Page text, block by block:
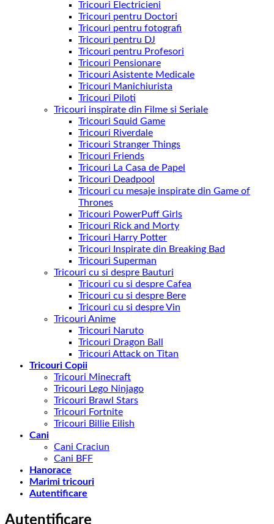
Tricouri Electricieni
Tricouri pentru Doctori
Tricouri pentru fotografi
Tricouri pentru DJ
Tricouri pentru Profesori
Tricouri Pensionare
Tricouri Asistente Medicale
Tricouri Manichiurista
Tricouri Piloti
Tricouri inspirate din Filme si Seriale
Tricouri Squid Game
Tricouri Riverdale
Tricouri Stranger Things
Tricouri Friends
Tricouri La Casa de Papel
Tricouri Deadpool
Tricouri cu mesaje inspirate din Game of
Thrones
Tricouri PowerPuff Girls
Tricouri Rick and Morty
Tricouri Harry Potter
Tricouri Inspirate din Breaking Bad
Tricouri Superman
Tricouri cu si despre Bauturi
Tricouri cu si despre Cafea
Tricouri cu si despre Bere
Tricouri cu si despre Vin
Tricouri Anime
Tricouri Naruto
Tricouri Dragon Ball
Tricouri Attack on Titan
Tricouri Copii
Tricouri Minecraft
Tricouri Lego Ninjago
Tricouri Brawl Stars
Tricouri Fortnite
Tricouri Billie Eilish
Cani
Cani Craciun
Cani BFF
Hanorace
Marimi tricouri
Autentificare
Autentificare